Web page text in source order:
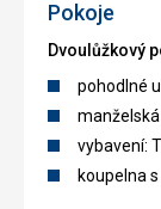
Pokoje
Dvoulůžkový
pohodlné
vybavení:
koupelna